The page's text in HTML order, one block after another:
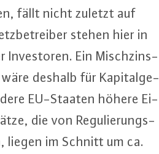
fällt nicht zuletzt auf
stehen hier in
In­ves­to­ren. Ein Misch­zins­
deshalb für Ka­pi­tal­ge­
EU-Staa­ten höhere Ei­
die von Re­gu­lie­rungs­
liegen im Schnitt um ca.